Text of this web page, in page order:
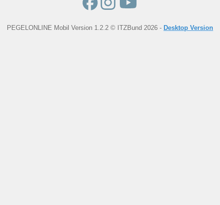
PEGELONLINE Mobil Version 1.2.2 © ITZBund 2026 - Desktop Version